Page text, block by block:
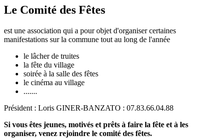
Le Comité des Fêtes
est une association qui a pour objet d'organiser certaines
manifestations sur la commune tout au long de l'année
le lâcher de truites
la fête du village
soirée à la salle des fêtes
le cinéma au village
.......
Président : Loris GINER-BANZATO : 07.83.66.04.88
Si vous êtes jeunes, motivés et prêts à faire la fête et à les
organiser, venez rejoindre le comité des fêtes.